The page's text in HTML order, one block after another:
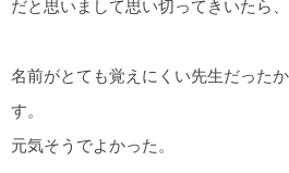
だと思いまして思い切ってきいたら、
名前がとても覚えにくい先生だった
す。
元気そうでよかった。